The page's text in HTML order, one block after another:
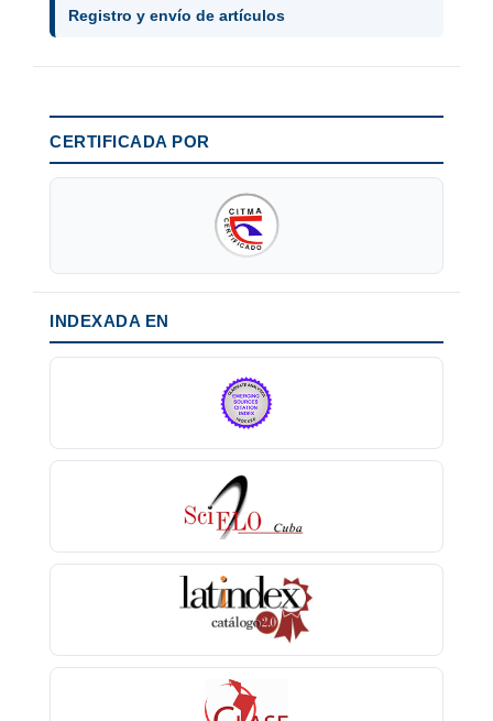
Registro y envío de artículos
CERTIFICADA POR
INDEXADA EN